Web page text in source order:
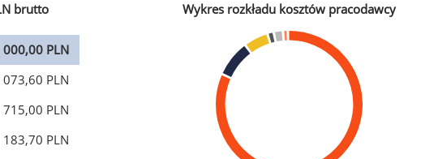
brutto
000,00 PLN
073,60 PLN
715,00 PLN
183,70 PLN
Wykres rozkładu kosztów pracodawcy